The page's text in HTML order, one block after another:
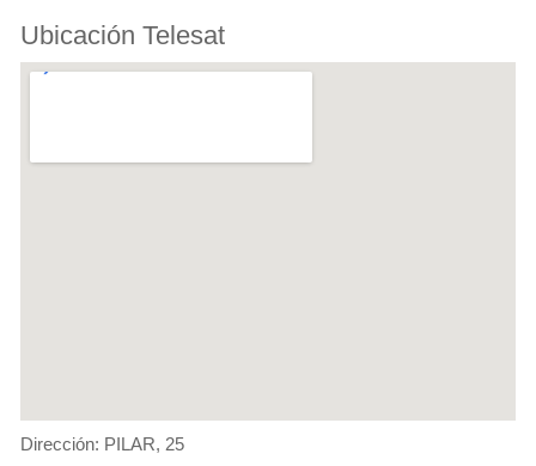
Ubicación Telesat
Dirección: PILAR, 25